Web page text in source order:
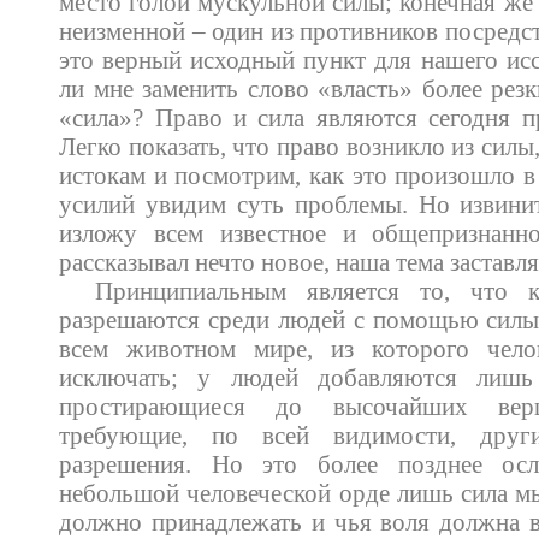
неизменной – один из противников
это верный исходный пункт для нашего
ли мне заменить слово «власть» более
«сила»? Право и сила являются сегодня
Легко показать, что право возникло из
истокам и посмотрим, как это произошло
усилий увидим суть проблемы. Но
изложу всем известное и
рассказывал нечто новое, наша тема
Принципиальным является то, что
разрешаются среди людей с помощью
всем животном мире, из которого
исключать; у людей добавляются
простирающиеся до высочайших
требующие, по всей видимости,
разрешения. Но это более позднее
небольшой человеческой орде лишь сила
должно принадлежать и чья воля должна